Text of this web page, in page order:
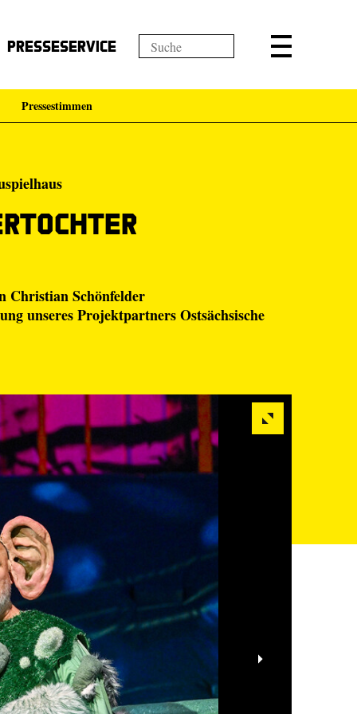
Presseservice
Pressestimmen
Christian Schönfelder
unseres Projektpartners Ostsächsische